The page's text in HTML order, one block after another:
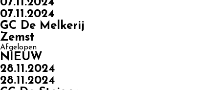
07.11.2024
07.11.2024
GC De Melkerij
Zemst
Afgelopen
NIEUW
28.11.2024
28.11.2024